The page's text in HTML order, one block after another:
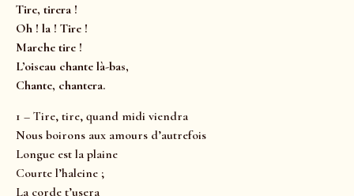
Tire, tirera !
Oh ! la ! Tire !
Marche tire !
L’oiseau chante là-bas,
Chante, chantera.
1 – Tire, tire, quand midi viendra
Nous boirons aux amours d’autrefois
Longue est la plaine
Courte l’haleine ;
La corde t’usera